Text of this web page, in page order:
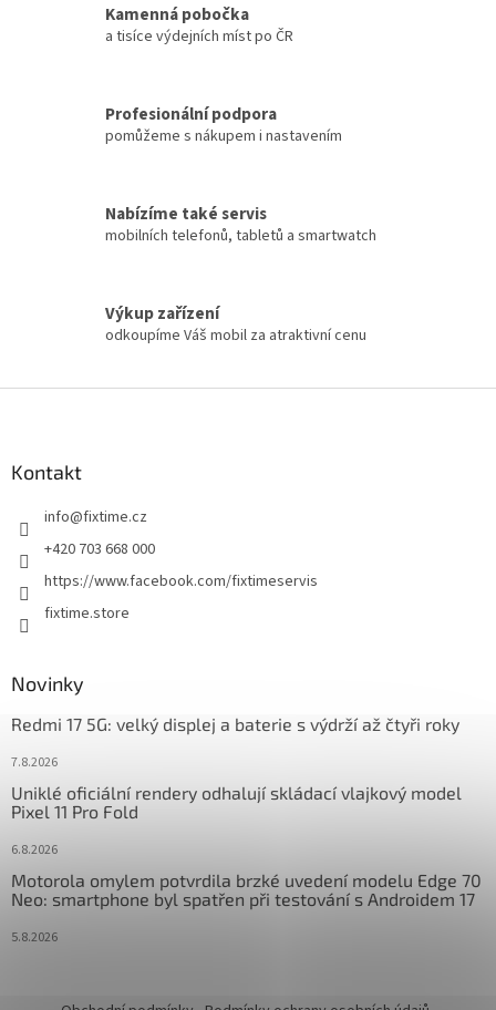
Kamenná pobočka
a tisíce výdejních míst po ČR
Profesionální podpora
pomůžeme s nákupem i nastavením
Nabízíme také servis
mobilních telefonů, tabletů a smartwatch
Výkup zařízení
odkoupíme Váš mobil za atraktivní cenu
Kontakt
info@fixtime.cz
+420 703 668 000
https://www.facebook.com/fixtimeservis
fixtime.store
Novinky
Redmi 17 5G: velký displej a baterie s výdrží až čtyři roky
7.8.2026
Uniklé oficiální rendery odhalují skládací vlajkový model
Pixel 11 Pro Fold
6.8.2026
Motorola omylem potvrdila brzké uvedení modelu Edge 70
Neo: smartphone byl spatřen při testování s Androidem 17
5.8.2026